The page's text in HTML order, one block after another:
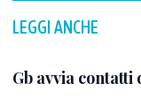
LEGGI ANCHE
Gb avvia